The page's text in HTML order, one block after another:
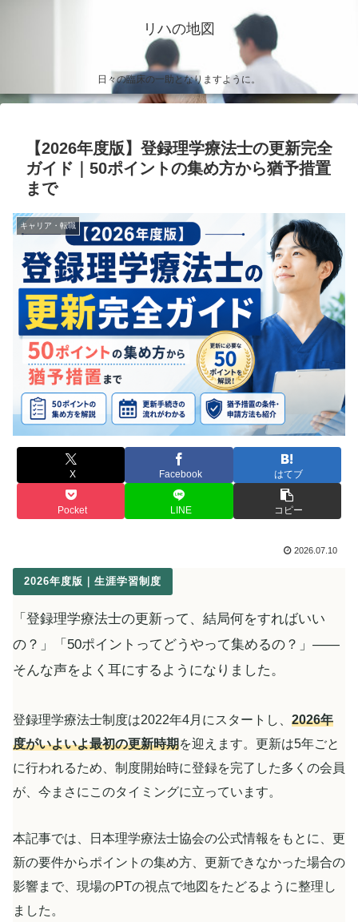
リハの地図
日々の臨床の一助となりますように。
【2026年度版】登録理学療法士の更新完全
ガイド｜50ポイントの集め方から猶予措置
まで
キャリア・転職
X Facebook はてブ
Pocket LINE コピー
2026.07.10
2026年度版｜生涯学習制度
「登録理学療法士の更新って、結局何をすればいい
の？」「50ポイントってどうやって集めるの？」――
そんな声をよく耳にするようになりました。
登録理学療法士制度は2022年4月にスタートし、 2026年
度がいよいよ最初の更新時期を迎えます。更新は5年ごと
に行われるため、制度開始時に登録を完了した多くの会員
が、今まさにこのタイミングに立っています。
本記事では、日本理学療法士協会の公式情報をもとに、更
新の要件からポイントの集め方、更新できなかった場合の
影響まで、現場のPTの視点で地図をたどるように整理し
ました。